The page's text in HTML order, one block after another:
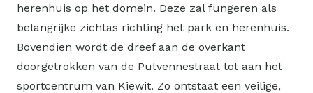
herenhuis op het domein. Deze zal fungeren als
belangrijke zichtas richting het park en herenhuis.
Bovendien wordt de dreef aan de overkant
doorgetrokken van de Putvennestraat tot aan het
sportcentrum van Kiewit. Zo ontstaat een veilige,